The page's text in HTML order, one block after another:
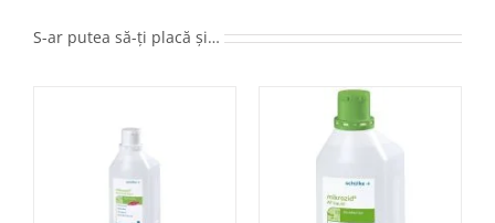
S-ar putea să-ți placă și…